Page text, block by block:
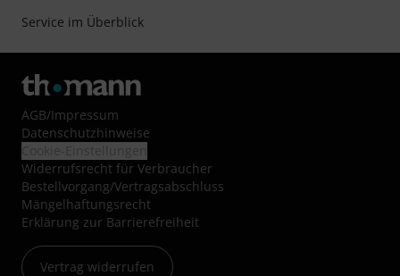
Service im Überblick
AGB/Impressum
Datenschutzhinweise
Widerrufsrecht für Verbraucher
Bestellvorgang/Vertragsabschluss
Mängelhaftungsrecht
Erklärung zur Barrierefreiheit
Vertrag widerrufen